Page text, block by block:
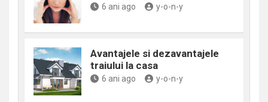
6 ani ago y-o-n-y
Avantajele si dezavantajele
traiului la casa
6 ani ago y-o-n-y